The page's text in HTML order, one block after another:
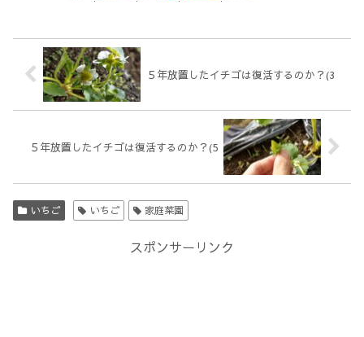
５年放置したイチゴは復活するのか？(3
５年放置したイチゴは復活するのか？(5
いちご いちご 家庭菜園
スポンサーリンク